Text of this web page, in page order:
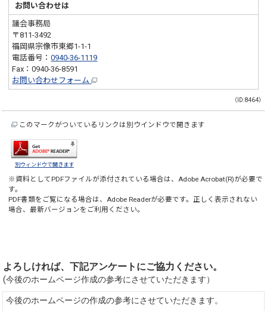
お問い合わせは
議会事務局
〒811-3492
福岡県宗像市東郷1-1-1
電話番号：0940-36-1119
Fax：0940-36-8591
お問い合わせフォーム
（ID:8464）
このマークがついているリンクは別ウインドウで開きます
別ウィンドウで開きます
※資料としてPDFファイルが添付されている場合は、 Adobe Acrobat(R)が必要で
す。
PDF書類をご覧になる場合は、 Adobe Readerが必要です。正しく表示されない
場合、最新バージョンをご利用ください。